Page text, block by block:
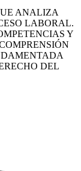
ANALIZA
LABORAL.
Y
DEL